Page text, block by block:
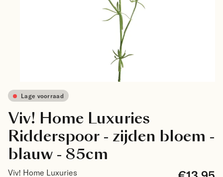
Lage voorraad
Viv! Home Luxuries
Ridderspoor - zijden bloem -
blauw - 85cm
Viv! Home Luxuries